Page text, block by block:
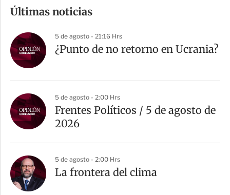
p
a
r
t
Últimas noticias
5 de agosto - 21:16 Hrs
¿Punto de no retorno en Ucrania?
5 de agosto - 2:00 Hrs
Frentes Políticos / 5 de agosto de
2026
5 de agosto - 2:00 Hrs
La frontera del clima